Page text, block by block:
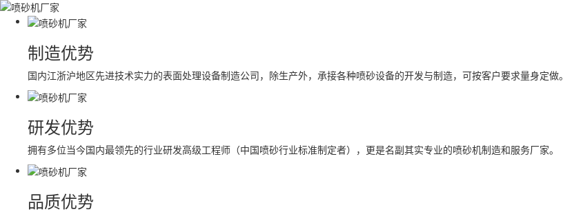
制造优势
国内江浙沪地区先进技术实力的表面处理设备制造公司，除生产外，承接各种喷砂设备的开发与制造，可按客户要求量身定做。
研发优势
拥有多位当今国内最领先的行业研发高级工程师（中国喷砂行业标准制定者），更是名副其实专业的喷砂机制造和服务厂家。
品质优势